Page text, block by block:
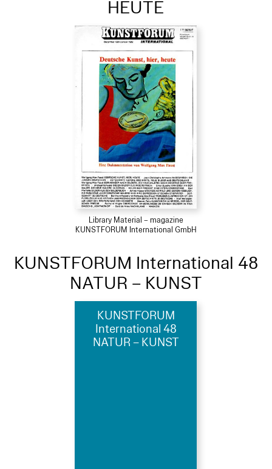
HEUTE
Library Material – magazine
KUNSTFORUM International GmbH
KUNSTFORUM International 48
NATUR – KUNST
KUNSTFORUM
International 48
NATUR – KUNST